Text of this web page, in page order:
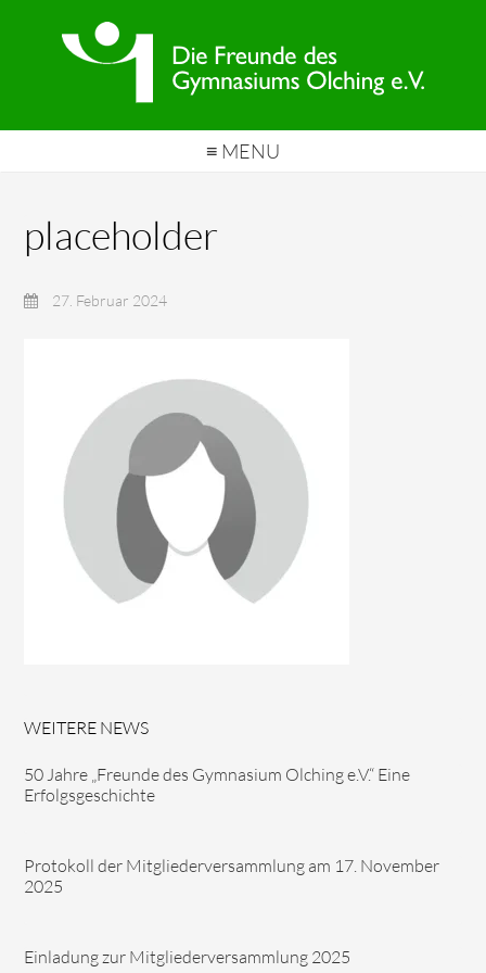
≡ MENU
placeholder
27. Februar 2024
WEITERE NEWS
50 Jahre „Freunde des Gymnasium Olching e.V.“ Eine
Erfolgsgeschichte
Protokoll der Mitgliederversammlung am 17. November
2025
Einladung zur Mitgliederversammlung 2025